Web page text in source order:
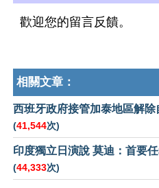
歡迎您的留言反饋。
相關文章：
西班牙政府接管加泰地區解
(41,544次)
印度獨立日演說 莫迪：首要
(44,333次)